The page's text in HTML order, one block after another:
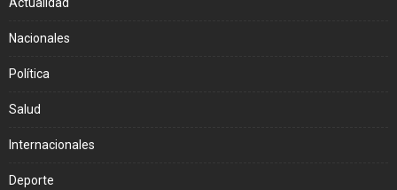
Nacionales
Política
Salud
Internacionales
Deporte